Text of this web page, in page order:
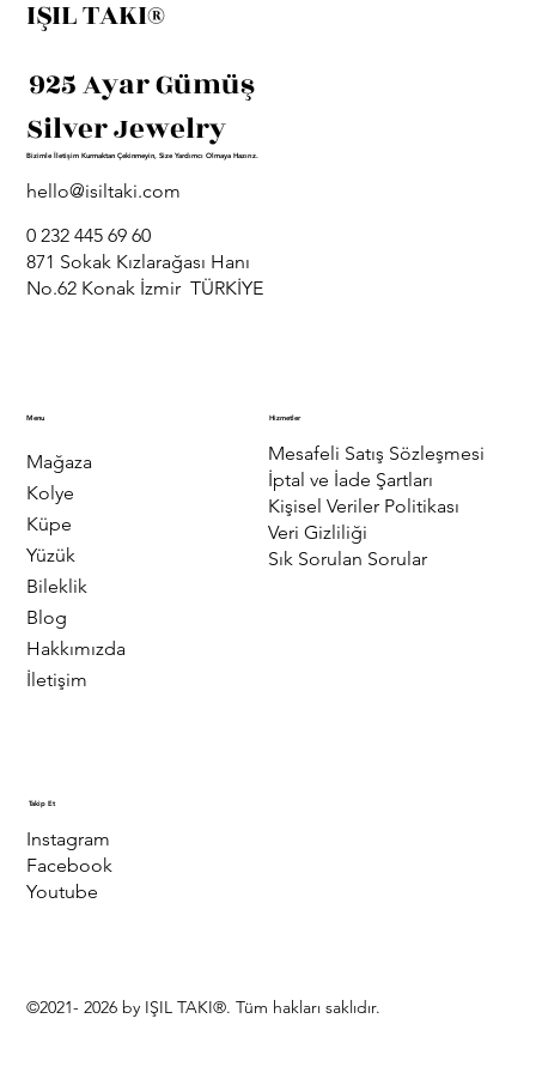
IŞIL TAKI®
925 Ayar Gümüş
Silver Jewelry
Bizimle İletişim Kurmaktan Çekinmeyin, Size Yardımcı Olmaya Hazırız.
hello@isiltaki.com
0 232 445 69 60
871 Sokak Kızlarağası Hanı
No.62 Konak İzmir TÜRKİYE
Menu
Mağaza
Kolye
Küpe
Yüzük
Bileklik
Blog
Hakkımızda
İletişim
Hizmetler
Mesafeli Satış Sözleşmesi
İptal ve İade Şartları
Kişisel Veriler Politikası
Veri Gizliliği
Sık Sorulan Sorular
Takip Et
Instagram
Facebook
Youtube
©2021- 2026 by IŞIL TAKI®. Tüm hakları saklıdır.